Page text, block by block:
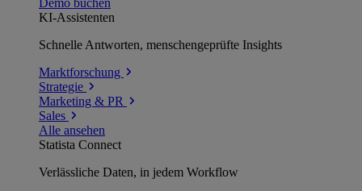
KI-Assistenten
Schnelle Antworten, menschengeprüfte Insights
Marktforschung
Strategie
Marketing & PR
Sales
Alle ansehen
Statista Connect
Verlässliche Daten, in jedem Workflow